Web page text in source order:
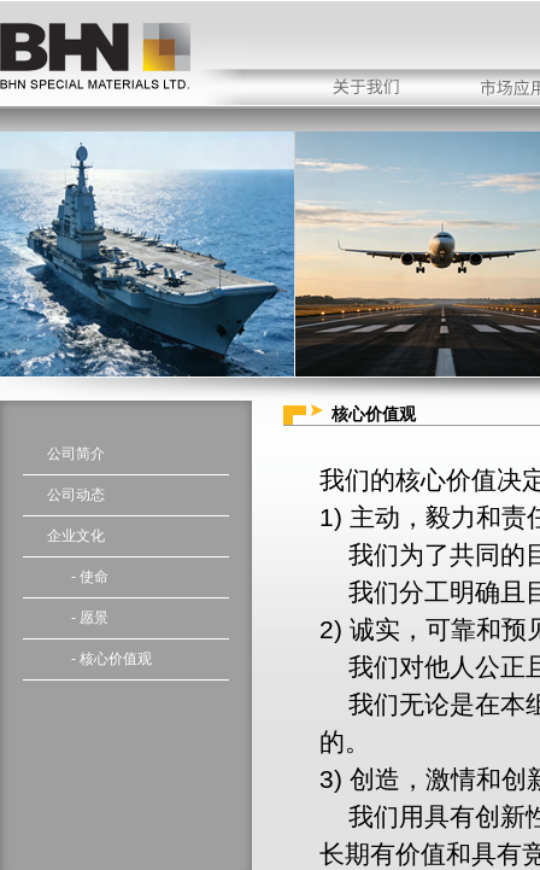
公司简介
公司动态
企业文化
- 使命
- 愿景
- 核心价值观
核心价值观
我们的核心价值决
1) 主动，毅力和责
我们为了共同的
我们分工明确且
2) 诚实，可靠和预
我们对他人公正
我们无论是在本
的。
3) 创造，激情和创
我们用具有创新
长期有价值和具有